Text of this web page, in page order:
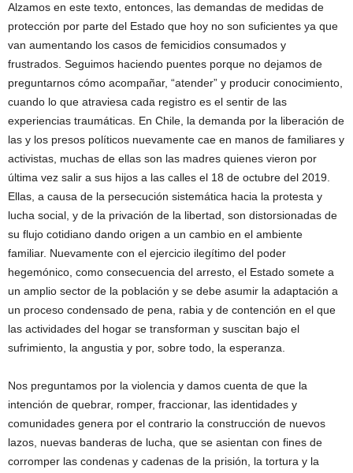
Alzamos en este texto, entonces, las demandas de medidas de
protección por parte del Estado que hoy no son suficientes ya que
van aumentando los casos de femicidios consumados y
frustrados. Seguimos haciendo puentes porque no dejamos de
preguntarnos cómo acompañar, “atender” y producir conocimiento,
cuando lo que atraviesa cada registro es el sentir de las
experiencias traumáticas. En Chile, la demanda por la liberación de
las y los presos políticos nuevamente cae en manos de familiares y
activistas, muchas de ellas son las madres quienes vieron por
última vez salir a sus hijos a las calles el 18 de octubre del 2019.
Ellas, a causa de la persecución sistemática hacia la protesta y
lucha social, y de la privación de la libertad, son distorsionadas de
su flujo cotidiano dando origen a un cambio en el ambiente
familiar. Nuevamente con el ejercicio ilegítimo del poder
hegemónico, como consecuencia del arresto, el Estado somete a
un amplio sector de la población y se debe asumir la adaptación a
un proceso condensado de pena, rabia y de contención en el que
las actividades del hogar se transforman y suscitan bajo el
sufrimiento, la angustia y por, sobre todo, la esperanza.
Nos preguntamos por la violencia y damos cuenta de que la
intención de quebrar, romper, fraccionar, las identidades y
comunidades genera por el contrario la construcción de nuevos
lazos, nuevas banderas de lucha, que se asientan con fines de
corromper las condenas y cadenas de la prisión, la tortura y la